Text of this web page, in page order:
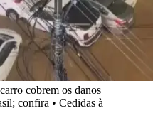
cobrem os danos
confira • Cedidas à